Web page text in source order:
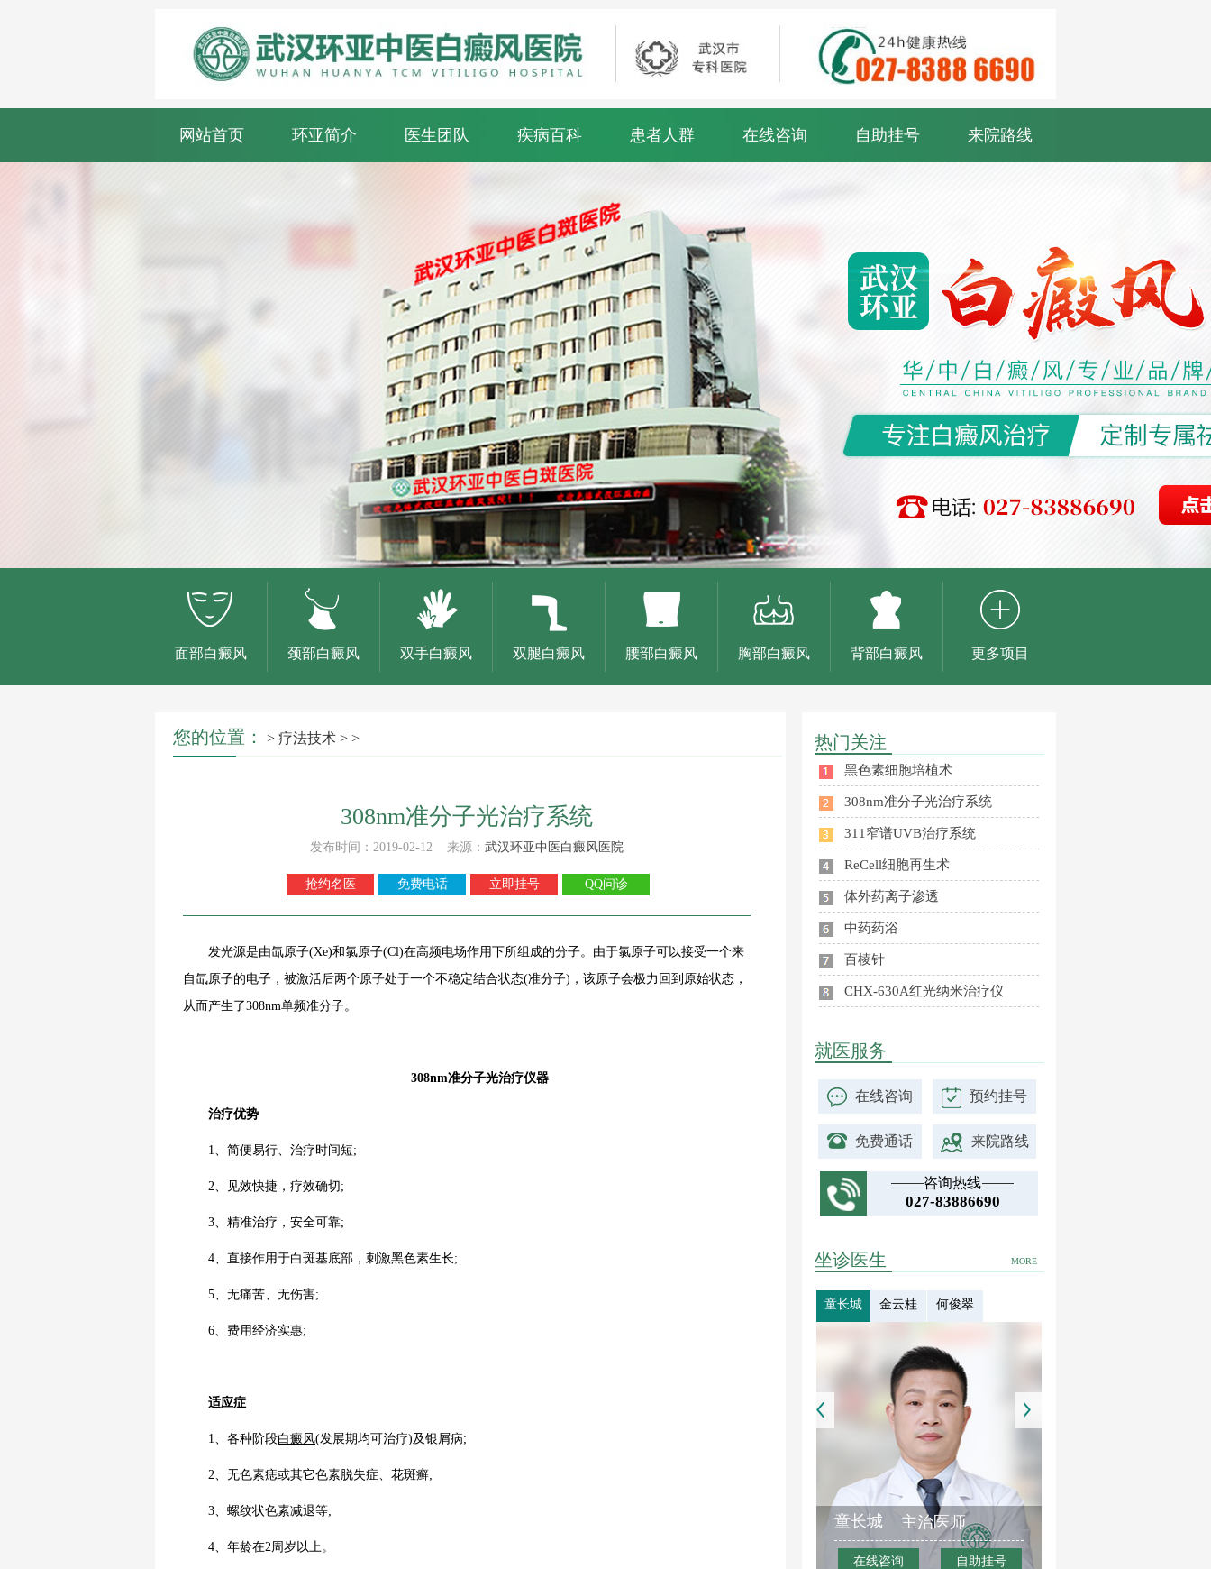
网站首页 环亚简介 医生团队 疾病百科 患者人群 在线咨询 自助挂号 来院路线
面部白癜风 颈部白癜风 双手白癜风 双腿白癜风 腰部白癜风 胸部白癜风 背部白癜风 更多项目
您的位置： > 疗法技术 > >
308nm准分子光治疗系统
发布时间：2019-02-12 来源： 武汉环亚中医白癜风医院
抢约名医 免费电话 立即挂号 QQ问诊
发光源是由氙原子(Xe)和氯原子(Cl)在高频电场作用下所组成的分子。由于氯原子可以接受一个来
自氙原子的电子，被激活后两个原子处于一个不稳定结合状态(准分子)，该原子会极力回到原始状态，
从而产生了308nm单频准分子。
308nm准分子光治疗仪器
治疗优势
1、简便易行、治疗时间短;
2、见效快捷，疗效确切;
3、精准治疗，安全可靠;
4、直接作用于白斑基底部，刺激黑色素生长;
5、无痛苦、无伤害;
6、费用经济实惠;
适应症
1、各种阶段白癜风(发展期均可治疗)及银屑病;
2、无色素痣或其它色素脱失症、花斑癣;
3、螺纹状色素减退等;
4、年龄在2周岁以上。
热门关注
黑色素细胞培植术
308nm准分子光治疗系统
311窄谱UVB治疗系统
ReCell细胞再生术
体外药离子渗透
中药药浴
百棱针
CHX-630A红光纳米治疗仪
就医服务
在线咨询 预约挂号
免费通话 来院路线
咨询热线
027-83886690
MORE
坐诊医生
童长城 金云桂 何俊翠
童长城 主治医师
在线咨询 自助挂号